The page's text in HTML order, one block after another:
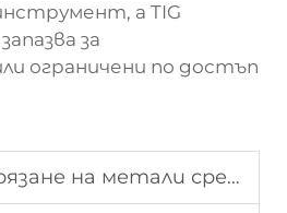
а TIG
за
ограничени по достъп
срещу механични технологии за рязане